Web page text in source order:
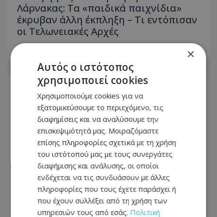
Λάρνακας: Τα «παιδικά παιχνίδια»
έκρυβαν άλλη έκπληξη – Τι εντόπισαν
οι Τελωνειακές Αρχές
Με ισχυρές δυνάμεις η κατάσβεση της
×
Αυτός ο ιστότοπος
χρησιμοποιεί cookies
Χρησιμοποιούμε cookies για να
εξατομικεύσουμε το περιεχόμενο, τις
διαφημίσεις και να αναλύσουμε την
επισκεψιμότητά μας. Μοιραζόμαστε
επίσης πληροφορίες σχετικά με τη χρήση
του ιστότοπού μας με τους συνεργάτες
διαφήμισης και ανάλυσης, οι οποίοι
ενδέχεται να τις συνδυάσουν με άλλες
πληροφορίες που τους έχετε παράσχει ή
που έχουν συλλέξει από τη χρήση των
υπηρεσιών τους από εσάς. Πολιτική